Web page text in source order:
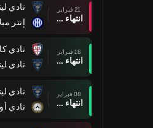
21 فبراير
انتهاء وقت المباراة
نادي
إنتر
16 فبراير
انتهاء وقت المباراة
نادي
نادي
08 فبراير
انتهاء وقت المباراة
نادي
نادي